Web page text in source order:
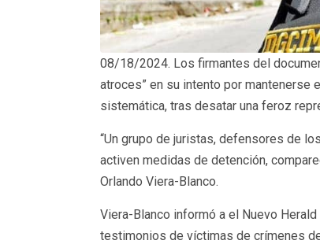
08/18/2024. Los firmantes del
atroces” en su intento por mantenerse
sistemática, tras desatar una feroz
“Un grupo de juristas, defensores de
activen medidas de detención,
Orlando Viera-Blanco.
Viera-Blanco informó a el Nuevo
testimonios de víctimas de crímenes